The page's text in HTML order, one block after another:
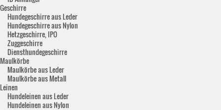
Geschirre
Hundegeschirre aus Leder
Hundegeschirre aus Nylon
Hetzgeschirre, IPO
Zuggeschirre
Diensthundegeschirre
Maulkörbe
Maulkörbe aus Leder
Maulkörbe aus Metall
Leinen
Hundeleinen aus Leder
Hundeleinen aus Nylon